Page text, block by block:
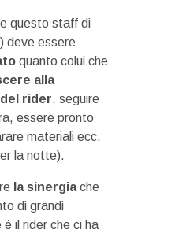
questo staff di
deve essere
quanto colui che
alla
rider, seguire
essere pronto
materiali ecc.
la notte).
la sinergiache
di grandi
il rider che ci ha